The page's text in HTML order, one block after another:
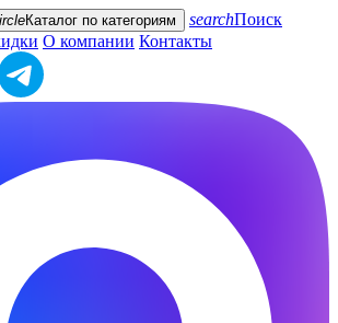
Каталог по категориям searchПоиск
О компании Контакты